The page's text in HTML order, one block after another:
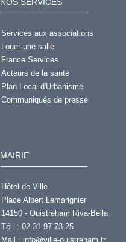
NOS SERVICES
Services aux associations
Louer une salle
France Services
Acteurs de la santé
Plan Local d'Urbanisme
Communiqués de presse
MAIRIE
Hôtel de Ville
Place Albert Lemarignier
14150 - Ouistreham Riva-Bella
Tél. : 02 31 97 73 25
Mail : info@ville-ouistreham.fr